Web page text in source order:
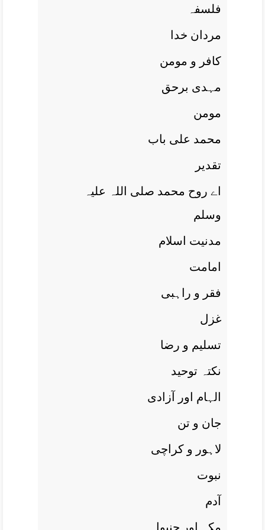
فلسفہ
مردان خدا
کافر و مومن
مہدی برحق
مومن
محمد علی باب
تقدير
اے روح محمد صلی اللہ علیہ
وسلم
مدنيت اسلام
امامت
فقر و راہبی
غزل
تسليم و رضا
نکتہ توحيد
الہام اور آزادی
جان و تن
لاہور و کراچی
نبوت
آدم
مکہ اور جنيوا